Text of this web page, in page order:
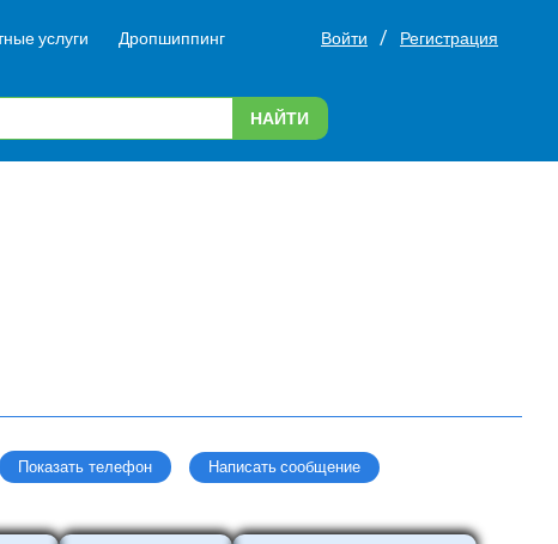
услуги Дропшиппинг Войти / Регистрация
НАЙТИ
Показать телефон Написать сообщение